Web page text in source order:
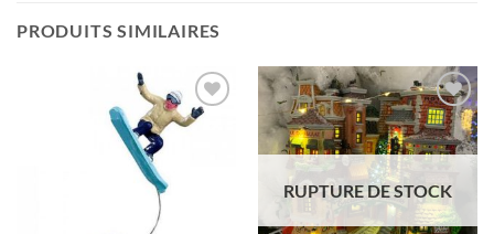
PRODUITS SIMILAIRES
Ajouter
Ajouter
à la liste
d'envie
RUPTURE DE STOCK